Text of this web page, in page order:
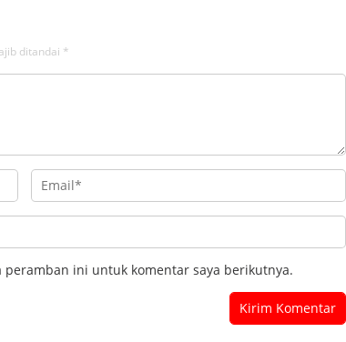
ditandai *
ini untuk komentar saya berikutnya.